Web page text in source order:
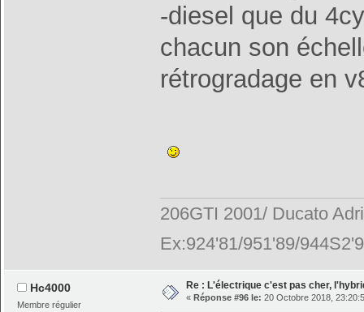
-diesel que du
chacun son
rétrogradage en
206GTI 2001/ Ducato
Ex:924'81/951'89/
Hc4000
Membre régulier
Re : L'électrique c'est pas cher,
« Réponse #96 le: 20 Octobre 2018,